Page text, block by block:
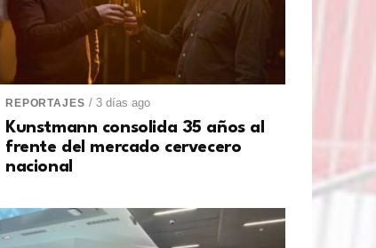
REPORTAJES / 3 días ago
Kunstmann consolida 35 años al
frente del mercado cervecero
nacional